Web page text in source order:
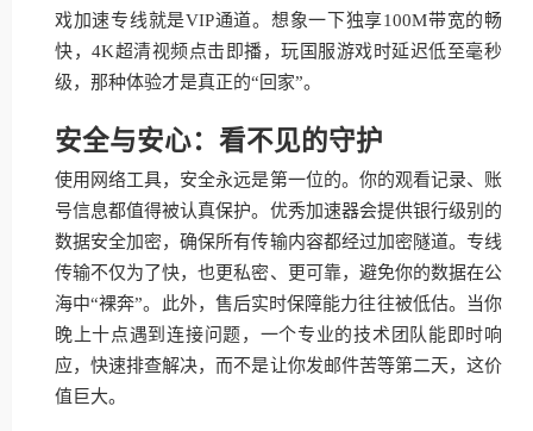
戏加速专线就是VIP通道。想象一下独享100M带宽的畅
快，4K超清视频点击即播，玩国服游戏时延迟低至毫秒
级，那种体验才是真正的“回家”。
安全与安心：看不见的守护
使用网络工具，安全永远是第一位的。你的观看记录、账
号信息都值得被认真保护。优秀加速器会提供银行级别的
数据安全加密，确保所有传输内容都经过加密隧道。专线
传输不仅为了快，也更私密、更可靠，避免你的数据在公
海中“裸奔”。此外，售后实时保障能力往往被低估。当你
晚上十点遇到连接问题，一个专业的技术团队能即时响
应，快速排查解决，而不是让你发邮件苦等第二天，这价
值巨大。